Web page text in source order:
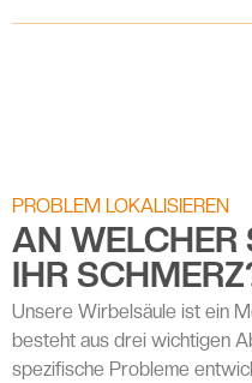
PROBLEM LOKALISIEREN
AN WELCHER
IHR
Unsere Wirbelsäule ist ein
besteht aus drei wichtigen
spezifische Probleme